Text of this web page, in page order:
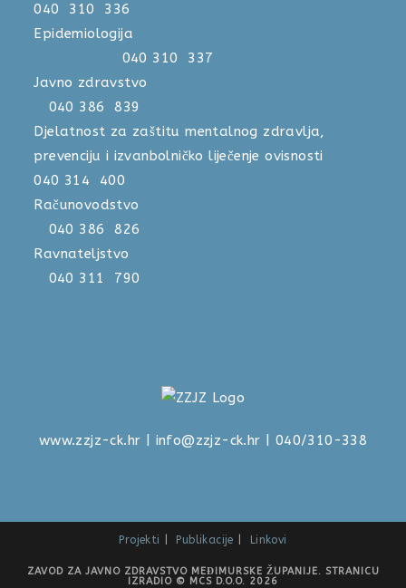
040 310 336
Epidemiologija
040 310 337
Javno zdravstvo
040 386 839
Djelatnost za zaštitu mentalnog zdravlja,
prevenciju i izvanbolničko liječenje ovisnosti
040 314 400
Računovodstvo
040 386 826
Ravnateljstvo
040 311 790
www.zzjz-ck.hr info@zzjz-ck.hr | 040/310-338
Projekti Publikacije Linkovi
ZAVOD ZA JAVNO ZDRAVSTVO MEĐIMURSKE ŽUPANIJE. STRANICU
IZRADIO © MCS D.O.O. 2026